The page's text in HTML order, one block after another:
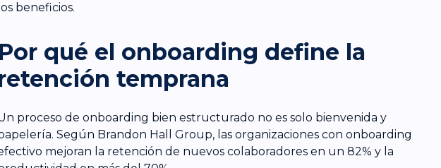
los beneficios.
Por qué el onboarding define la
temprana
proceso de onboarding bien estructurado no es solo bienvenida y
Según Brandon Hall Group, las organizaciones con onboarding
mejoran la retención de nuevos colaboradores en un 82% y la